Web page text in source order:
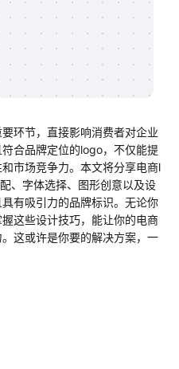
环节，直接影响消费者对企业
合品牌定位的logo，不仅能提
市场竞争力。本文将分享电商l
、字体选择、图形创意以及设
有吸引力的品牌标识。无论你
这些设计技巧，能让你的电商
这或许是你要的解决方案，一